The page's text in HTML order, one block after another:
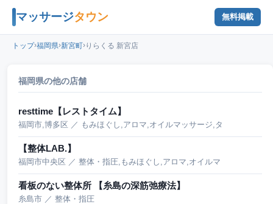
マッサージタウン 無料掲載
トップ›福岡県›新宮町›りらくる 新宮店
福岡県の他の店舗
resttime【レストタイム】
福岡市,博多区 ／ もみほぐし,アロマ,オイルマッサージ,タ
【整体LAB.】
福岡市中央区 ／ 整体・指圧,もみほぐし,アロマ,オイルマ
看板のない整体所 【糸島の深筋弛療法】
糸島市 ／ 整体・指圧